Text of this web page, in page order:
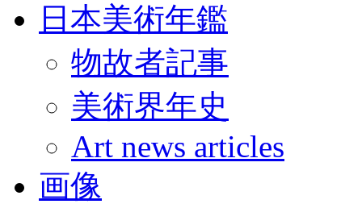
日本美術年鑑
物故者記事
美術界年史
Art news articles
画像